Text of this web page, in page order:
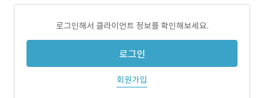
로그인해서 클라이언트 정보를 확인해보세요.
로그인
회원가입